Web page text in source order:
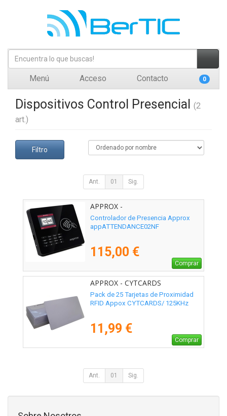
Menú Acceso Contacto 0
Dispositivos Control Presencial
(2
art.)
Filtro
Ant. 01 Sig.
APPROX -
APPATTENDANCE02NF
Controlador de Presencia Approx
appATTENDANCE02NF
115,00 €
Comprar
APPROX - CYTCARDS
Pack de 25 Tarjetas de Proximidad
RFID Appox CYTCARDS/ 125KHz
11,99 €
Comprar
Ant. 01 Sig.